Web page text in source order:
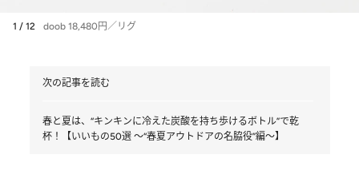
1 / 12 doob 18,480円／リグ
次の記事を読む
春と夏は、“キンキンに冷えた炭酸を持ち歩けるボトル”で乾
杯！【いいもの50選 ～“春夏アウトドアの名脇役”編～】